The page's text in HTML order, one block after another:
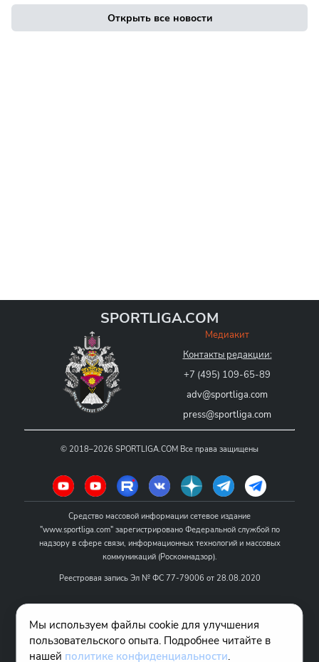
Открыть все новости
SPORTLIGA.COM
Медиакит
Контакты редакции:
+7 (495) 109-65-89
adv@sportliga.com
press@sportliga.com
© 2018–2026 SPORTLIGA.COM Все права защищены
Средство массовой информации сетевое издание
"www.sportliga.com" зарегистрировано Федеральной службой по
надзору в сфере связи, информационных технологий и массовых
коммуникаций (Роскомнадзор).
Реестровая запись Эл № ФС 77-79006 от 28.08.2020
Название - www.sportliga.com
Учредитель СМИ сетевого издания "www.sportliga.com": ИП Чамин
О.Н.
Мы используем файлы cookie для улучшения
пользовательского опыта. Подробнее читайте в
нашей политике конфиденциальности.